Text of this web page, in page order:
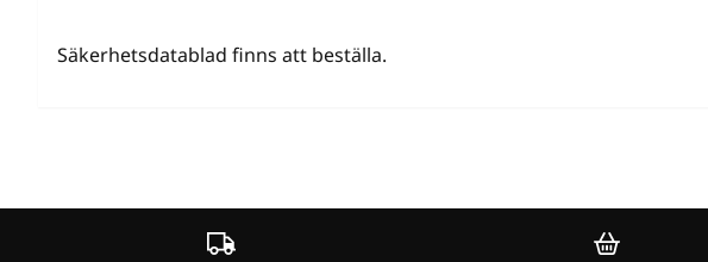
Säkerhetsdatablad finns att beställa.